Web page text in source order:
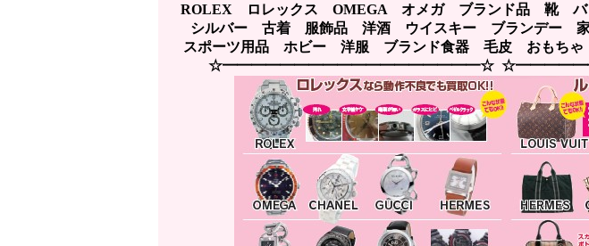
ROLEX ロレックス OMEGA オメガ ブランド品 靴
シルバー 古着 服飾品 洋酒 ウイスキー ブランデー
スポーツ用品 ホビー 洋服 ブランド食器 毛皮 おもち
☆━━━━━━━━━━━━━━━━━━☆